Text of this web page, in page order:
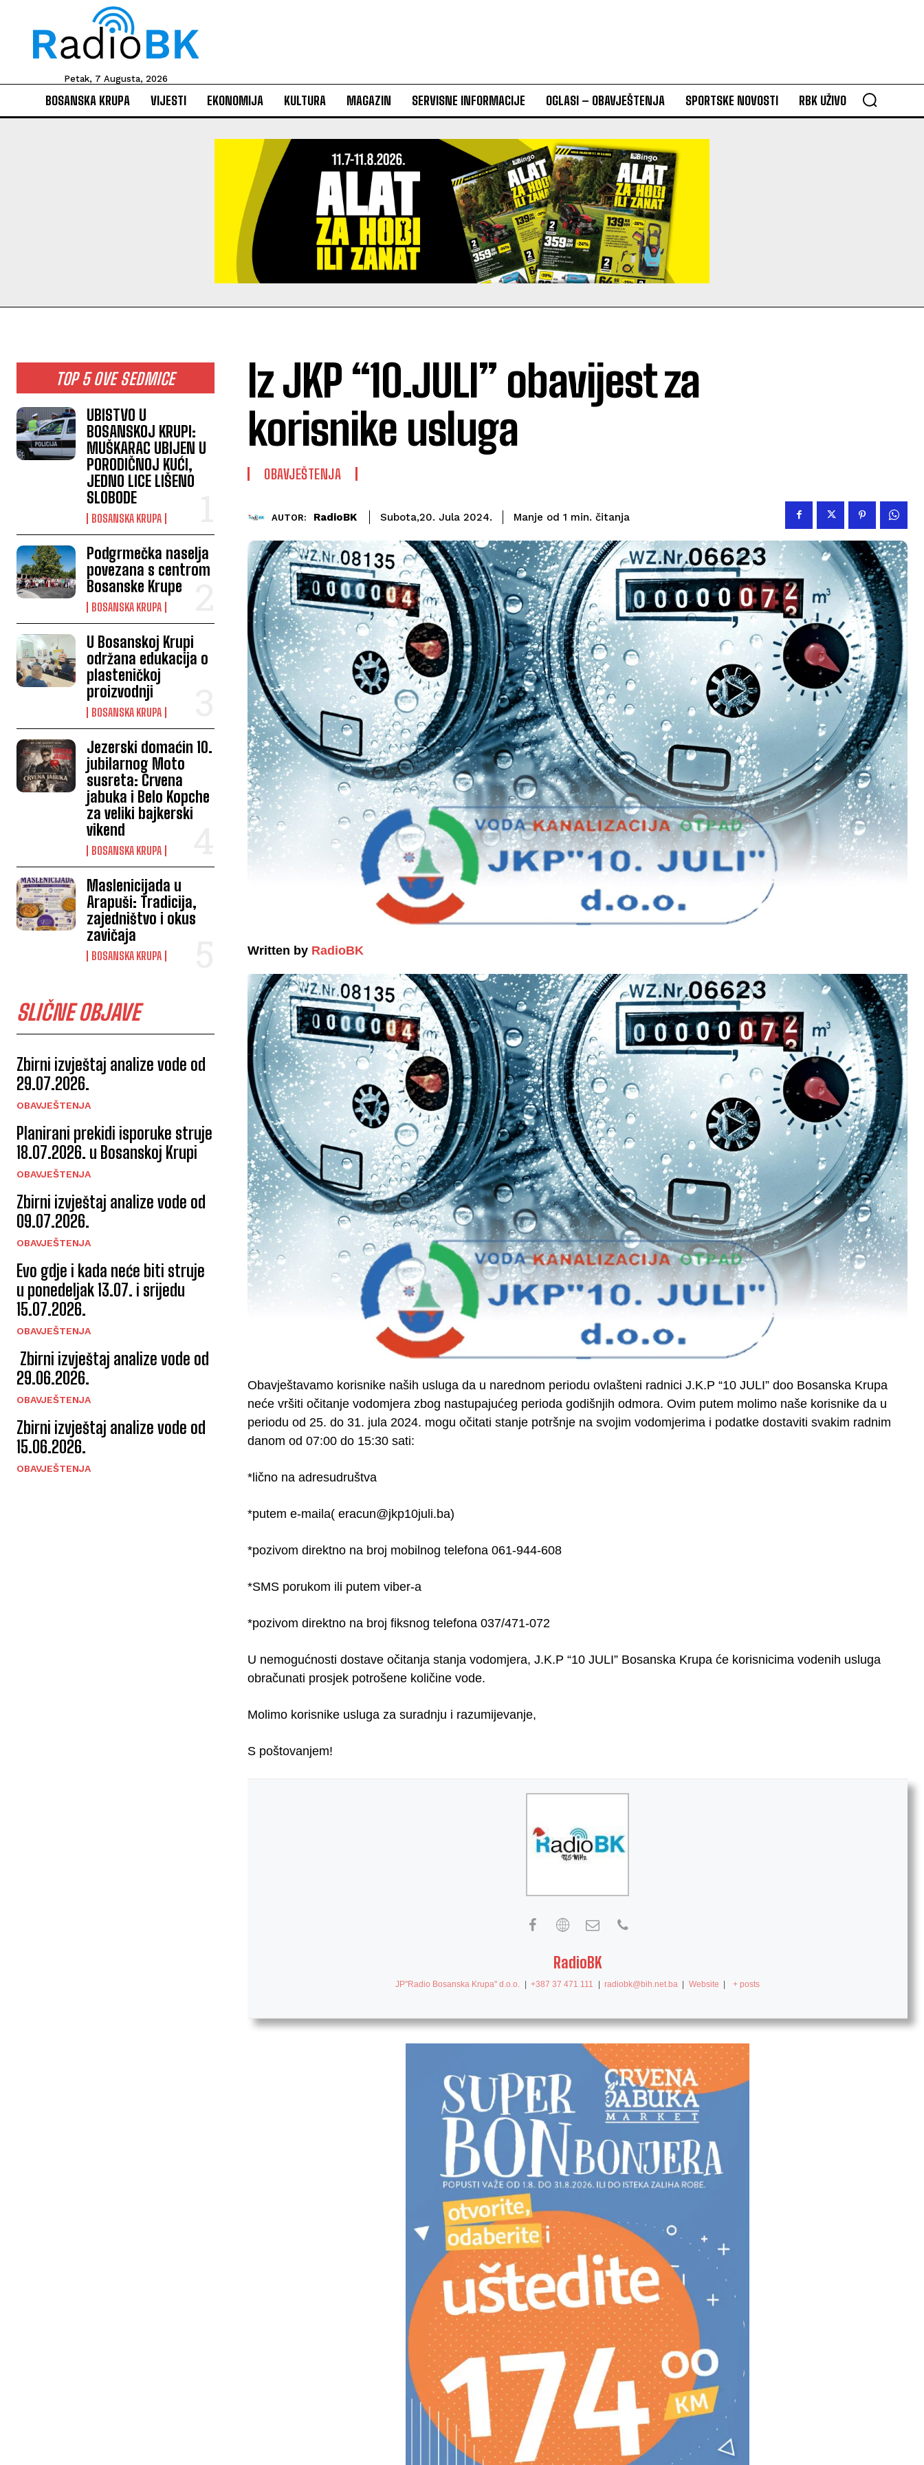
Petak, 7 Augusta, 2026
BOSANSKA KRUPA VIJESTI EKONOMIJA KULTURA MAGAZIN SERVISNE INFORMACIJE OGLASI – OBAVJEŠTENJA SPORTSKE NOVOSTI RBK UŽIVO
TOP 5 OVE SEDMICE
UBISTVO U
BOSANSKOJ KRUPI:
MUŠKARAC UBIJEN U
PORODIČNOJ KUĆI,
JEDNO LICE LIŠENO
SLOBODE
BOSANSKA KRUPA
Podgrmečka naselja
povezana s centrom
Bosanske Krupe
BOSANSKA KRUPA
U Bosanskoj Krupi
održana edukacija o
plasteničkoj
proizvodnji
BOSANSKA KRUPA
Jezerski domaćin 10.
jubilarnog Moto
susreta: Crvena
jabuka i Belo Kopche
za veliki bajkerski
vikend
BOSANSKA KRUPA
Maslenicijada u
Arapuši: Tradicija,
zajedništvo i okus
zavičaja
BOSANSKA KRUPA
SLIČNE OBJAVE
Zbirni izvještaj analize vode od
29.07.2026.
OBAVJEŠTENJA
Planirani prekidi isporuke struje
18.07.2026. u Bosanskoj Krupi
OBAVJEŠTENJA
Zbirni izvještaj analize vode od
09.07.2026.
OBAVJEŠTENJA
Evo gdje i kada neće biti struje
u ponedeljak 13.07. i srijedu
15.07.2026.
OBAVJEŠTENJA
Zbirni izvještaj analize vode od
29.06.2026.
OBAVJEŠTENJA
Zbirni izvještaj analize vode od
15.06.2026.
OBAVJEŠTENJA
Iz JKP “10.JULI” obavijest za
korisnike usluga
OBAVJEŠTENJA
AUTOR: RadioBK Subota,20. Jula 2024. Manje od 1 min. čitanja
Written by RadioBK
Obavještavamo korisnike naših usluga da u narednom periodu ovlašteni radnici J.K.P “10 JULI” doo Bosanska Krupa
neće vršiti očitanje vodomjera zbog nastupajućeg perioda godišnjih odmora. Ovim putem molimo naše korisnike da u
periodu od 25. do 31. jula 2024. mogu očitati stanje potršnje na svojim vodomjerima i podatke dostaviti svakim radnim
danom od 07:00 do 15:30 sati:
*lično na adresudruštva
*putem e-maila( eracun@jkp10juli.ba)
*pozivom direktno na broj mobilnog telefona 061-944-608
*SMS porukom ili putem viber-a
*pozivom direktno na broj fiksnog telefona 037/471-072
U nemogućnosti dostave očitanja stanja vodomjera, J.K.P “10 JULI” Bosanska Krupa će korisnicima vodenih usluga
obračunati prosjek potrošene količine vode.
Molimo korisnike usluga za suradnju i razumijevanje,
S poštovanjem!
RadioBK
JP"Radio Bosanska Krupa" d.o.o. +387 37 471 111 radiobk@bih.net.ba Website + posts